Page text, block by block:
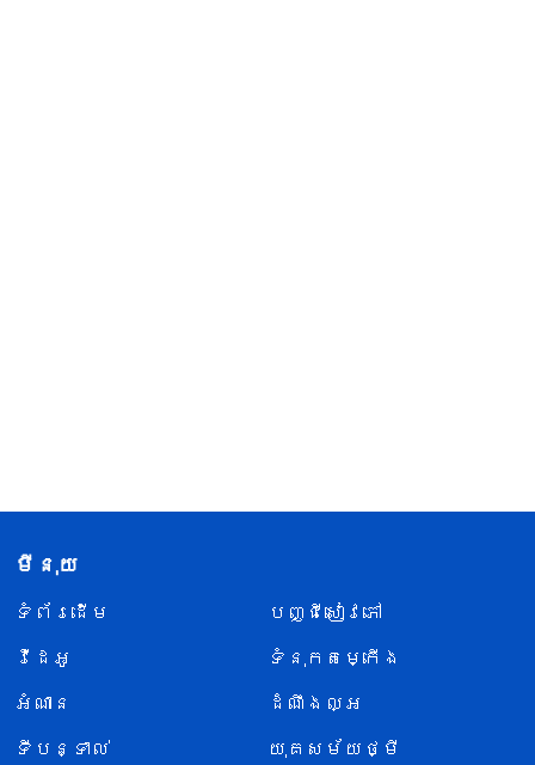
មីនុយ
ទំព័រ​ដើម
បញ្ជីសៀវភៅ
វីដេអូ
ទំនុកតម្កើង
អំណាន
ដំណឹងល្អ
ទីបន្ទាល់
យុគសម័យថ្មី